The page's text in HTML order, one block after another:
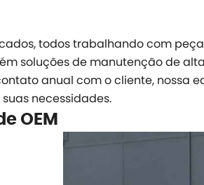
todos trabalhando com
soluções de manutenção de
anual com o cliente, nossa
necessidades.
OEM